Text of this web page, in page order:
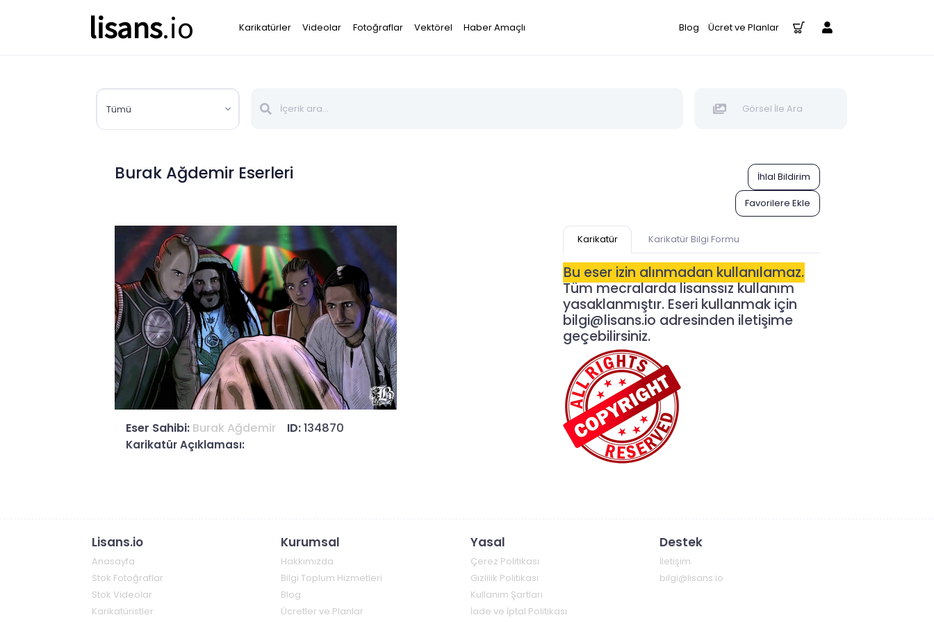
lisans.io Karikatürler Videolar Fotoğraflar Vektörel Haber Amaçlı Blog Ücret ve Planlar
Tümü Görsel İle Ara
Burak Ağdemir Eserleri
İhlal Bildirim
Favorilere Ekle
Karikatür Karikatür Bilgi Formu
Bu eser izin alınmadan kullanılamaz.
Tüm mecralarda lisanssız kullanım
yasaklanmıştır. Eseri kullanmak için
bilgi@lisans.io adresinden iletişime
geçebilirsiniz.
Eser Sahibi: Burak Ağdemir ID:134870
Karikatür Açıklaması:
Lisans.io
Anasayfa
Stok Fotoğraflar
Stok Videolar
Karikatüristler
Kurumsal
Hakkımızda
Bilgi Toplum Hizmetleri
Blog
Ücretler ve Planlar
Yasal
Çerez Politikası
Gizlilik Politikası
Kullanım Şartları
İade ve İptal Politikası
Destek
İletişim
bilgi@lisans.io